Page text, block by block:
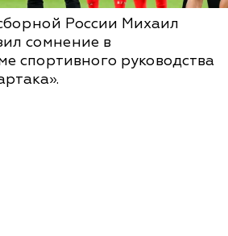
России Михаил
сомнение в
спортивного руководства